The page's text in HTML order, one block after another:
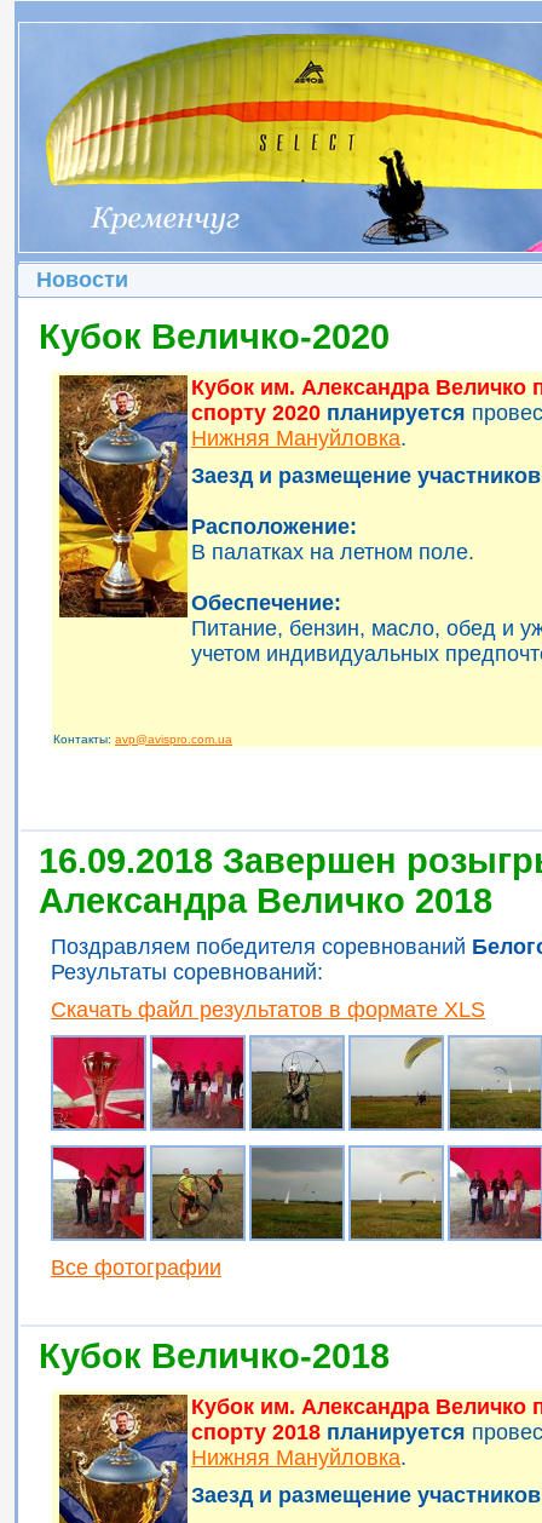
Новости
Кубок Величко-2020
Кубок им. Александра Величко
спорту 2020 планируется
Нижняя Мануйловка.
Заезд и размещение
Расположение:
В палатках на летном поле.
Обеспечение:
Питание, бензин, масло, обед и
учетом индивидуальных
Контакты: avp@avispro.com.ua
16.09.2018 Завершен
Александра Величко 2018
Поздравляем победителя соревнований
Результаты соревнований:
Скачать файл результатов в формате XLS
Все фотографии
Кубок Величко-2018
Кубок им. Александра Величко
спорту 2018 планируется
Нижняя Мануйловка.
Заезд и размещение